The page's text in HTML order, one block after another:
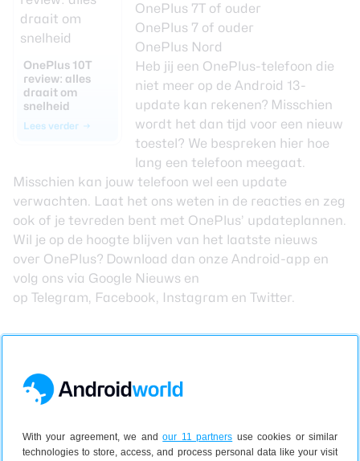
With your agreement, we andour 11 partners use cookies or similar
technologies to store, access, and process personal data like your visit
OnePlus 10T
review: alles
draait om
snelheid
Lees verder
OnePlus 7T of ouder
OnePlus 7 of ouder
OnePlus Nord
Heb jij een OnePlus-telefoon die
niet meer op de Android 13-
update kan rekenen? Misschien
wordt het dan tijd voor een nieuw
toestel? We bespreken hier hoe
lang een telefoon meegaat.
Misschien kan jouw telefoon wel een update
verwachten. Laat het ons weten in de reacties en zeg
ook of je tevreden bent met OnePlus’ updateplannen.
Wil je op de hoogte blijven van het laatste nieuws
over OnePlus? Download dan onze Android-app en
volg ons via Google Nieuws en
op Telegram, Facebook, Instagram en Twitter.
1 Bekijk reacties